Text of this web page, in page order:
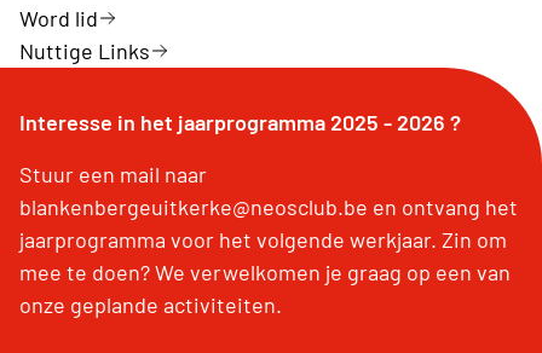
Word lid
Nuttige Links
Interesse in het jaarprogramma 2025 - 2026 ?
Stuur een mail naar
blankenbergeuitkerke@neosclub.be en ontvang het
jaarprogramma voor het volgende werkjaar. Zin om
mee te doen? We verwelkomen je graag op een van
onze geplande activiteiten.